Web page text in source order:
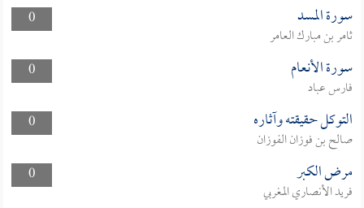
0 سورة المسد
ثامر بن مبارك العامر
0
سورة الأنعام
فارس عباد
0
التوكل حقيقته وآثاره
صالح بن فوزان الفوزان
0
مرض الكبر
فريد الأنصاري المغربي